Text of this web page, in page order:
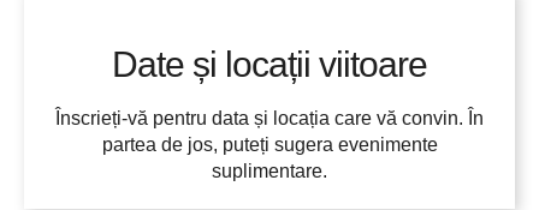
Date și locații viitoare
Înscrieți-vă pentru data și locația care vă convin. În
partea de jos, puteți sugera evenimente
suplimentare.